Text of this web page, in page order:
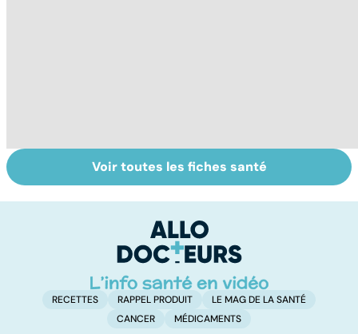
Le magnésium,
un oligo-élément
Intestin irritable :
le régime
solution ?
Voir toutes les fiches santé
RECETTES RAPPEL PRODUIT
LE MAG DE LA SANTÉ
CANCER
MÉDICAMENTS